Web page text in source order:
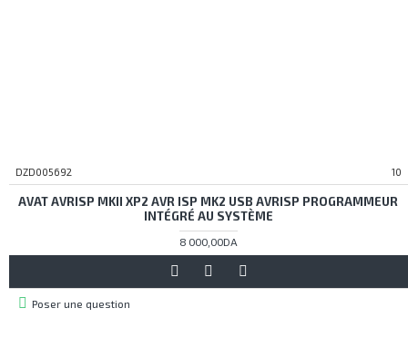
DZD005692 10
AVAT AVRISP MKII XP2 AVR ISP MK2 USB AVRISP PROGRAMMEUR
INTÉGRÉ AU SYSTÈME
8 000,00DA
Poser une question